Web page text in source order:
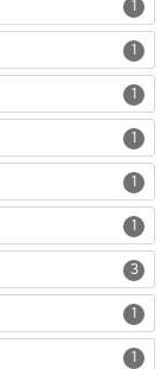
1
1
1
1
1
1
3
1
1